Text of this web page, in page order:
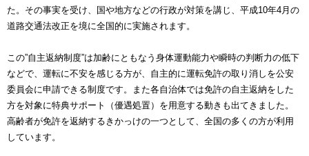
た。その事実を受け、国や地方などの行政が対策を講じ、平成10年4月の
道路交通法改正を境に全国的に実施されます。
この”自主返納制度”は加齢にともなう身体運動能力や瞬時の判断力の低下
などで、運転に不安を感じる方が、自主的に運転免許の取り消しを公安
委員会に申請できる制度です。また各自治体では免許の自主返納をした
方を対象に特典サポート（優遇処置）を用意する動きも出てきました。
高齢者が免許を返納するきかっけの一つとして、全国の多くの方が利用
しています。